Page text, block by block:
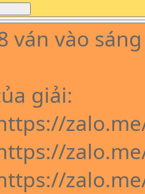
ván vào
giải: